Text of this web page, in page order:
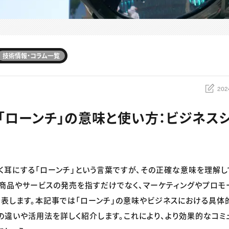
技術情報・コラム一覧
ローンチ」の意味と使い方：ビジネ
耳にする「ローンチ」という言葉ですが、その正確な意味を理解し
品やサービスの発売を指すだけでなく、マーケティングやプロ
します。本記事では「ローンチ」の意味やビジネスにおける具
違いや活用法を詳しく紹介します。これにより、より効果的なコ